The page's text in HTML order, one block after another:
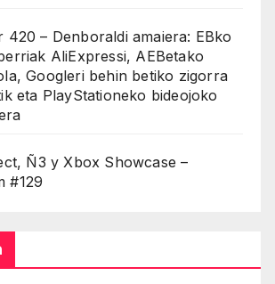
420 – Denboraldi amaiera: EBko
AliExpressi, AEBetako
Googleri behin betiko zigorra
eta PlayStationeko bideojoko
Ñ3 y Xbox Showcase –
#129